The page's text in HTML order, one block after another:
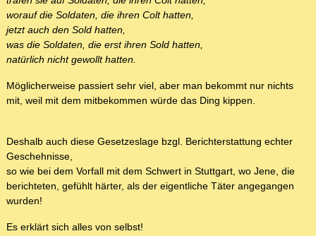
worauf die Soldaten, die ihren Colt hatten,
jetzt auch den Sold hatten,
was die Soldaten, die erst ihren Sold hatten,
natürlich nicht gewollt hatten.
Möglicherweise passiert sehr viel, aber man bekommt nur nichts
mit, weil mit dem mitbekommen würde das Ding kippen.
Deshalb auch diese Gesetzeslage bzgl. Berichterstattung echter
Geschehnisse,
so wie bei dem Vorfall mit dem Schwert in Stuttgart, wo Jene, die
berichteten, gefühlt härter, als der eigentliche Täter angegangen
wurden!
Es erklärt sich alles von selbst!